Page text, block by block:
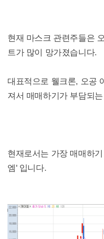
현재 마스크 관련주들은
트가 많이 망가졌습니다.
대표적으로 웰크론, 오공
져서 매매하기가 부담되
현재로서는 가장 매매하
엠' 입니다.